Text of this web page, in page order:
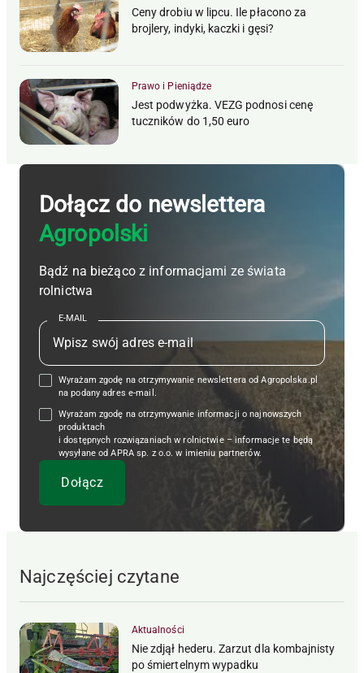
Ceny drobiu w lipcu. Ile płacono za
brojlery, indyki, kaczki i gęsi?
Prawo i Pieniądze
Jest podwyżka. VEZG podnosi cenę
tuczników do 1,50 euro
Dołącz do newslettera
Agropolski
Bądź na bieżąco z informacjami ze świata
rolnictwa
E-MAIL
Wyrażam zgodę na otrzymywanie newslettera od Agropolska.pl
na podany adres e-mail.
Wyrażam zgodę na otrzymywanie informacji o najnowszych
produktach
i dostępnych rozwiązaniach w rolnictwie – informacje te będą
wysyłane od APRA sp. z o.o. w imieniu partnerów.
Najczęściej czytane
Aktualności
Nie zdjął hederu. Zarzut dla kombajnisty
po śmiertelnym wypadku